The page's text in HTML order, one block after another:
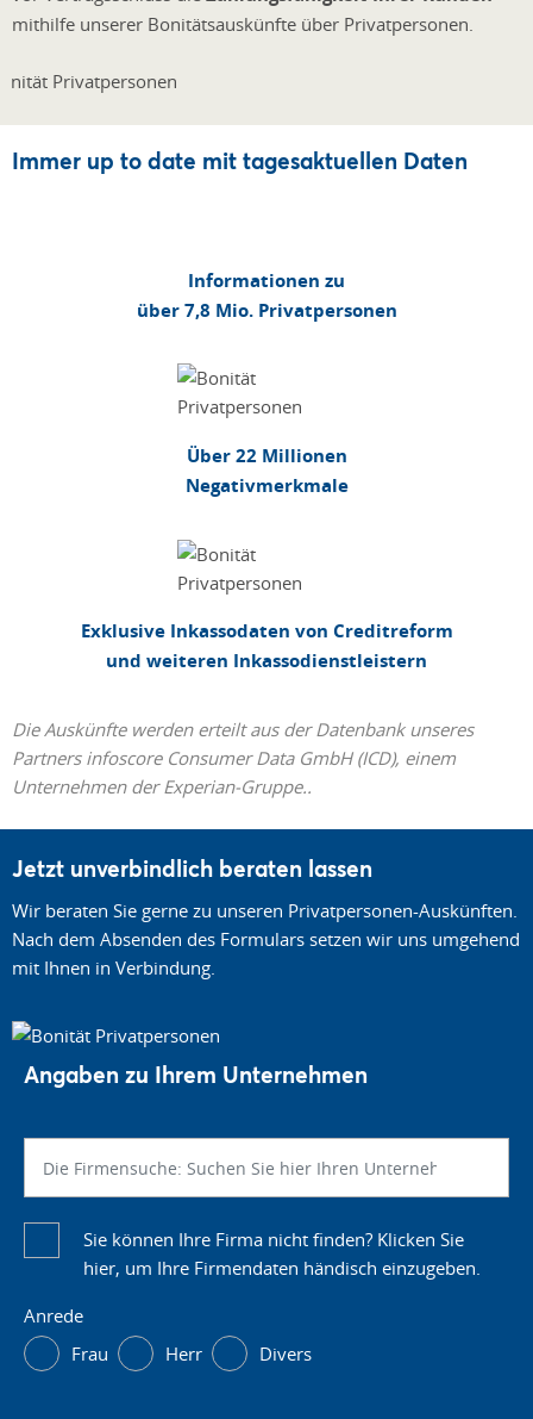
mithilfe unserer Bonitätsauskünfte über Privatpersonen.
Immer up to date mit tagesaktuellen Daten
Informationen zu
über 7,8 Mio. Privatpersonen
Über 22 Millionen
Negativmerkmale
Exklusive Inkassodaten von Creditreform
und weiteren Inkassodienstleistern
Die Auskünfte werden erteilt aus der Datenbank unseres
Partners infoscore Consumer Data GmbH (ICD), einem
Unternehmen der Experian-Gruppe..
Jetzt unverbindlich beraten lassen
Wir beraten Sie gerne zu unseren Privatpersonen-Auskünften.
Nach dem Absenden des Formulars setzen wir uns umgehend
mit Ihnen in Verbindung.
Angaben zu Ihrem Unternehmen
Sie können Ihre Firma nicht finden? Klicken Sie
hier, um Ihre Firmendaten händisch einzugeben.
Anrede
Frau
Herr Divers